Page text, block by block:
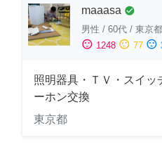
maaasa check_circle
男性 / 60代 / 東京都
sentiment_satisfied 1248 sentiment_neutral 77 sentiment_dissatisfied
照明器具・ＴＶ・スイッ
ーホン交換
東京都